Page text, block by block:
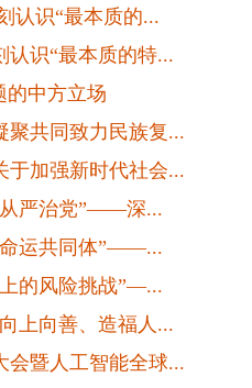
识“最本质的...
识“最本质的特...
的中方立场
聚共同致力民族复...
于加强新时代社会...
从严治党”——深...
命运共同体”——...
的风险挑战”—...
上向善、造福人...
会暨人工智能全球...